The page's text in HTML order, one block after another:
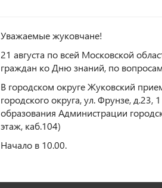
Уважаемые жуковчане!
21 августа по всей Московской
граждан ко Дню знаний, по
В городском округе Жуковский
городского округа, ул. Фрунзе, д.23,
образования Администрации
этаж, каб.104)
Начало в 10.00.